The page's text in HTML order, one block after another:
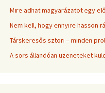
Mire adhat magyarázatot egy
Nem kell, hogy ennyire hasson
Társkeresős sztori – minden
A sors állandóan üzeneteket